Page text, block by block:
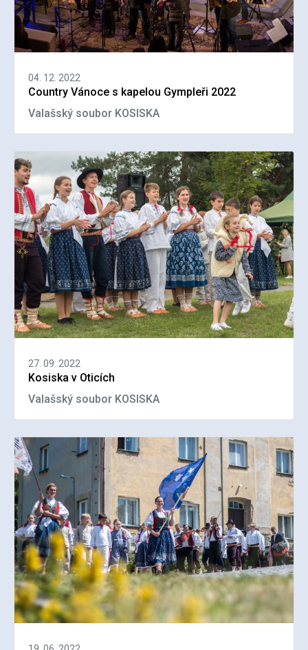
04. 12. 2022
Country Vánoce s kapelou Gympleři 2022
Valašský soubor KOSISKA
27. 09. 2022
Kosiska v Oticích
Valašský soubor KOSISKA